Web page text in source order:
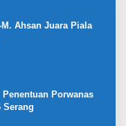
Ahsan Juara Piala
Penentuan Porwanas
Serang